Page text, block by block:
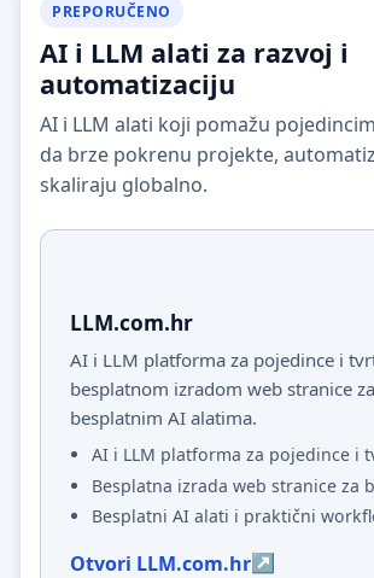
PREPORUČENO
AI i LLM alati za razvoj i
automatizaciju
AI i LLM alati koji pomažu
da brze pokrenu projekte,
skaliraju globalno.
LLM.com.hr
AI i LLM platforma za pojedince i
besplatnom izradom web stranice
besplatnim AI alatima.
AI i LLM platforma za pojedince i
Besplatna izrada web stranice za
Besplatni AI alati i praktični
Otvori LLM.com.hr